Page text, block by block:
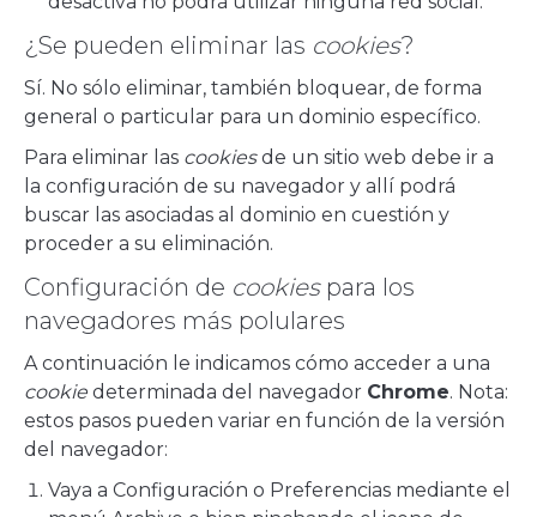
¿Se pueden eliminar las cookies?
Sí. No sólo eliminar, también bloquear, de forma
general o particular para un dominio específico.
Para eliminar las cookiesde un sitio web debe ir a
la configuración de su navegador y allí podrá
buscar las asociadas al dominio en cuestión y
proceder a su eliminación.
Configuración de cookiespara los
navegadores más polulares
A continuación le indicamos cómo acceder a una
cookie determinada del navegador Chrome. Nota:
estos pasos pueden variar en función de la versión
del navegador:
Vaya a Configuración o Preferencias mediante el